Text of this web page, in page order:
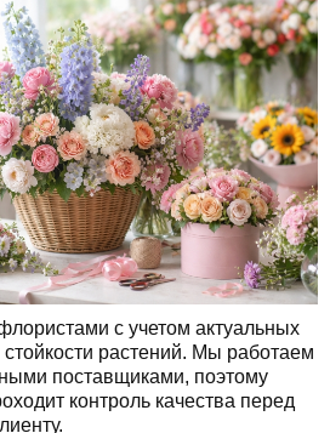
с учетом актуальных
стойкости растений. Мы работаем
поставщиками, поэтому
контроль качества перед